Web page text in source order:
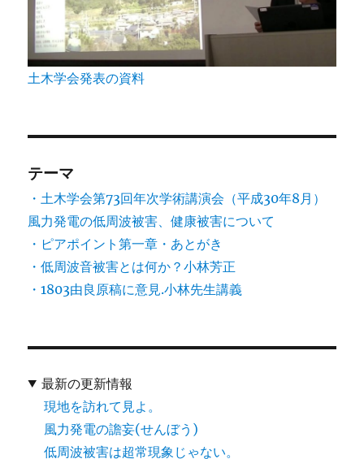
土木学会発表の資料
テーマ
・土木学会第73回年次学術講演会（平成30年8月）
風力発電の低周波被害、健康被害について
・ピアポイント第一章・あとがき
・低周波音被害とは何か？小林芳正
・1803由良原稿に意見.小林先生講義
最新の更新情報
現地を訪れて見よ。
風力発電の譫妄(せんぼう)
低周波被害は超常現象じゃない。